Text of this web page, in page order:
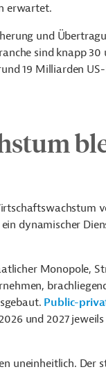
erwartet.
und
sind knapp 30
19 Milliarden
dynamischer
Monopole,
Public-
und 2027
uneinheitlich. Der